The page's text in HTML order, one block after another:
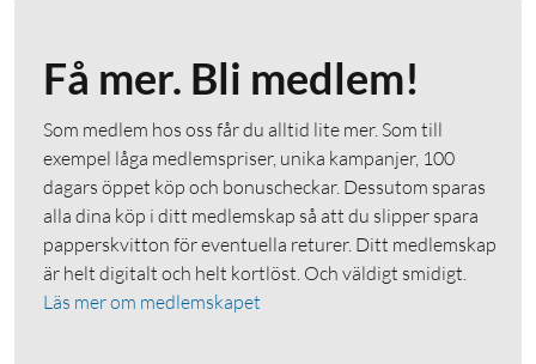
Få mer. Bli medlem!
Som medlem hos oss får du alltid lite mer. Som till
exempel låga medlemspriser, unika kampanjer, 100
dagars öppet köp och bonuscheckar. Dessutom sparas
alla dina köp i ditt medlemskap så att du slipper spara
papperskvitton för eventuella returer. Ditt medlemskap
är helt digitalt och helt kortlöst. Och väldigt smidigt.
Läs mer om medlemskapet